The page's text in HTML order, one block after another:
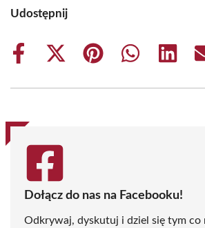
Udostępnij
Share
Share
(Twitter)
Share
Share
Share
Dołącz do nas na Facebooku!
Odkrywaj, dyskutuj i dziel się tym co